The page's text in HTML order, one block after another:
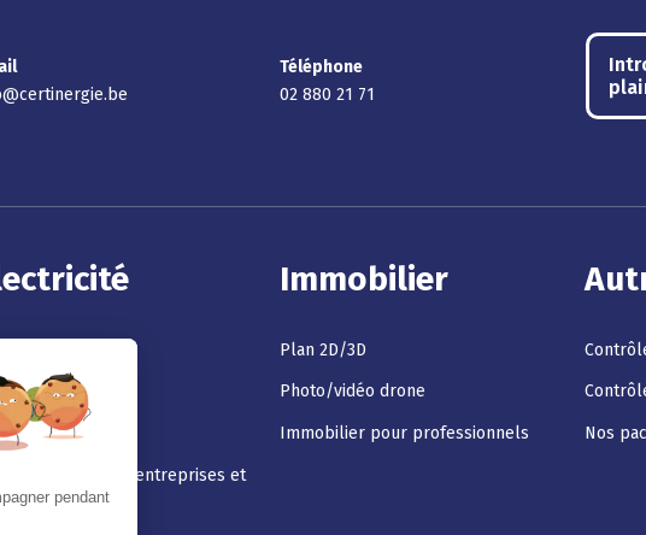
Téléphone
02 880 21 71
pour les entreprises et
public
Immobilier
Plan 2D/3D
Photo/vidéo drone
Immobilier pour professionnels Nos